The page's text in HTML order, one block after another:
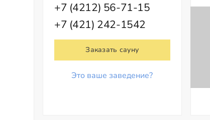
+7 (4212) 56-71-15
+7 (421) 242-1542
Заказать сауну
Это ваше заведение?